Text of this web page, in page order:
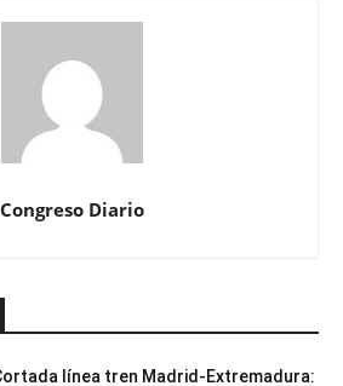
Congreso Diario
línea tren Madrid-Extremadura: